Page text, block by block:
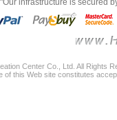
"Our infrastructure is secured
Center Co., Ltd. All Rights
of this Web site constitutes